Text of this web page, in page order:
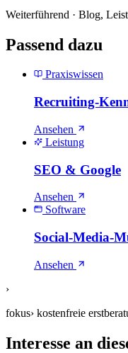
Weiterführend · Blog,
Passend dazu
Praxiswissen
Recruiting-
Ansehen
Leistung
SEO & Google
Ansehen
Software
Social-Media-
Ansehen
›
fokus› kostenfreie
Interesse an